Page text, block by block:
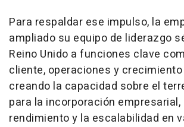
Para respaldar ese impulso, la
ampliado su equipo de liderazgo
Reino Unido a funciones clave
cliente, operaciones y
creando la capacidad sobre el
para la incorporación
rendimiento y la escalabilidad en